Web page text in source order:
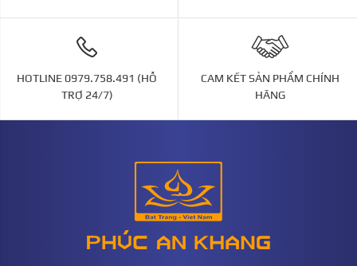
HOTLINE 0979.758.491 (HỖ
TRỢ 24/7)
CAM KẾT SẢN PHẨM CHÍNH
HÃNG